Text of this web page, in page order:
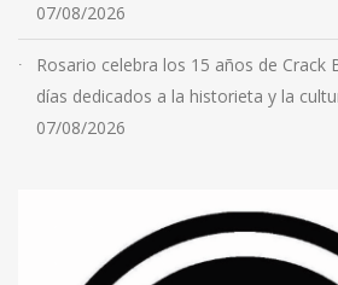
07/08/2026
Rosario celebra los 15 años de
días dedicados a la historieta y la
07/08/2026